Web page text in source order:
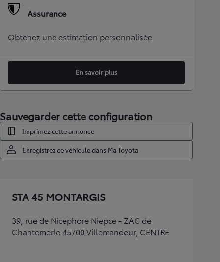
Assurance
Obtenez une estimation personnalisée
En savoir plus
Sauvegarder cette configuration
Imprimez cette annonce
Enregistrez ce véhicule dans Ma Toyota
STA 45 MONTARGIS
39, rue de Nicephore Niepce - ZAC de
Chantemerle 45700 Villemandeur, CENTRE